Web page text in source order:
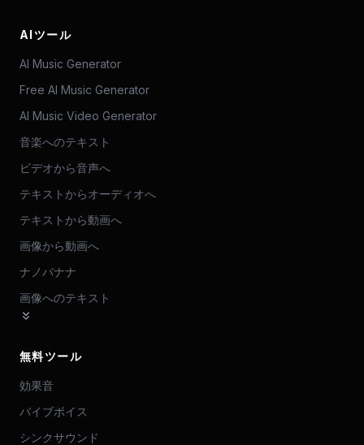
AIツール
AI Music Generator
Free AI Music Generator
AI Music Video Generator
音楽へのテキスト
ビデオから音声へ
テキストからオーディオへ
テキストから動画へ
画像から動画へ
ナノバナナ
画像へのテキスト
無料ツール
効果音
バイブボイス
シンクサウンド